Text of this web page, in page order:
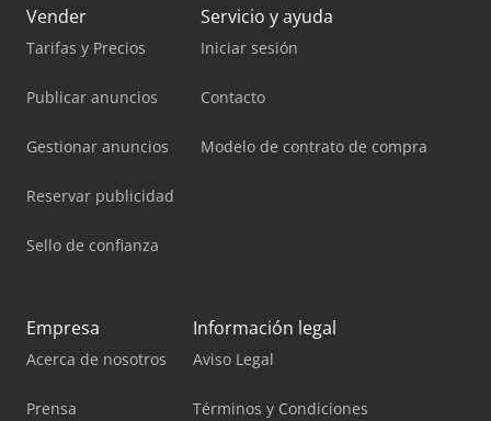
Vender
Tarifas y Precios
Publicar anuncios
Gestionar anuncios
Reservar publicidad
Sello de confianza
Servicio y ayuda
Iniciar sesión
Contacto
Modelo de contrato de compra
Empresa
Acerca de nosotros
Prensa
Información legal
Aviso Legal
Términos y Condiciones